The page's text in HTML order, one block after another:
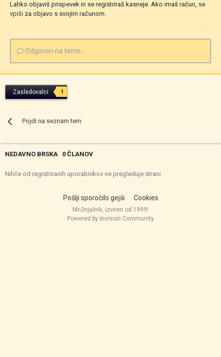
Lahko objaviš prispevek in se registriraš kasneje. Ako imaš račun, se
vpiši za objavo s svojim računom.
Odgovori na temo...
Zasledovalci 1
Pojdi na seznam tem
NEDAVNO BRSKA 0 ČLANOV
Nihče od registriranih uporabnikov ne pregleduje strani.
Pošlji sporočilo gejši Cookies
Mn3njalnik, izviren od 1999!
Powered by Invision Community